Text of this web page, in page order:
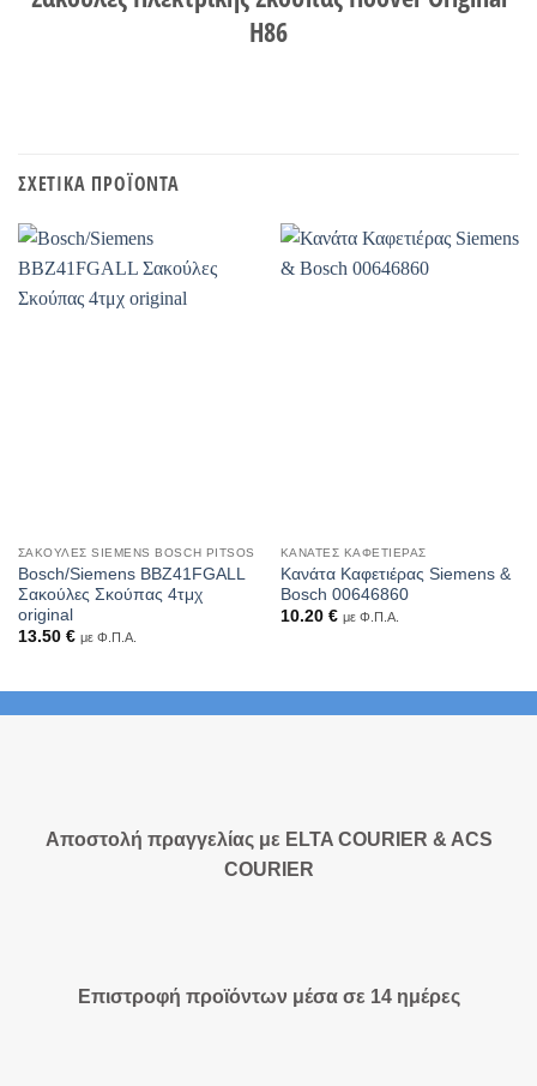
H86
ΣΧΕΤΙΚΆ ΠΡΟΪΌΝΤΑ
ΣΑΚΟΎΛΕΣ SIEMENS BOSCH PITSOS
Bosch/Siemens BBZ41FGALL
Σακούλες Σκούπας 4τμχ
original
13.50 € με Φ.Π.Α.
ΚΑΝΆΤΕΣ ΚΑΦΕΤΙΈΡΑΣ
Κανάτα Καφετιέρας Siemens &
Bosch 00646860
10.20 € με Φ.Π.Α.
Αποστολή πραγγελίας με ELTA COURIER & ACS
COURIER
Επιστροφή προϊόντων μέσα σε 14 ημέρες